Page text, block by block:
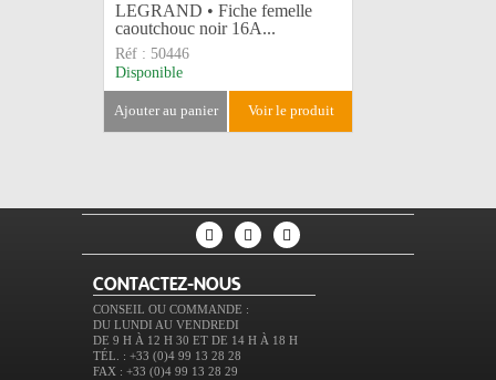
LEGRAND • Fiche femelle
caoutchouc noir 16A...
Réf : 50446
Disponible
ajouter au panier voir le produit
CONTACTEZ-NOUS
CONSEIL OU COMMANDE :
DU LUNDI AU VENDREDI
DE 9 H À 12 H 30 ET DE 14 H À 18 H
TÉL. : +33 (0)4 99 13 28 28
FAX : +33 (0)4 99 13 28 29